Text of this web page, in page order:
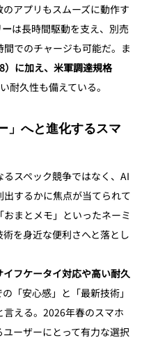
アプリもスムーズに動作す
は長時間駆動を支え、別売
でのチャージも可能だ。ま
）に加え、米軍調達規格
耐久性も備えている。
」へと進化するスマ
スペック競争ではなく、AI
するかに焦点が当てられて
まとメモ」といったネーミ
を身近な便利さへと落とし
イフケータイ対応や高い耐久
「安心感」と「最新技術」
える。2026年春のスマホ
ーザーにとって有力な選択